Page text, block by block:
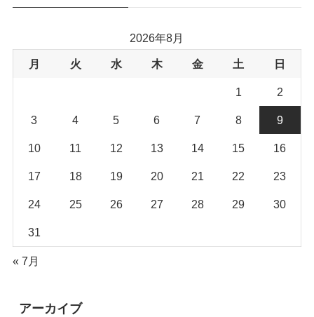
2026年8月
月 火 水 木 金 土 日
1 2
3 4 5 6 7 8 9
10 11 12 13 14 15 16
17 18 19 20 21 22 23
24 25 26 27 28 29 30
31
« 7月
アーカイブ